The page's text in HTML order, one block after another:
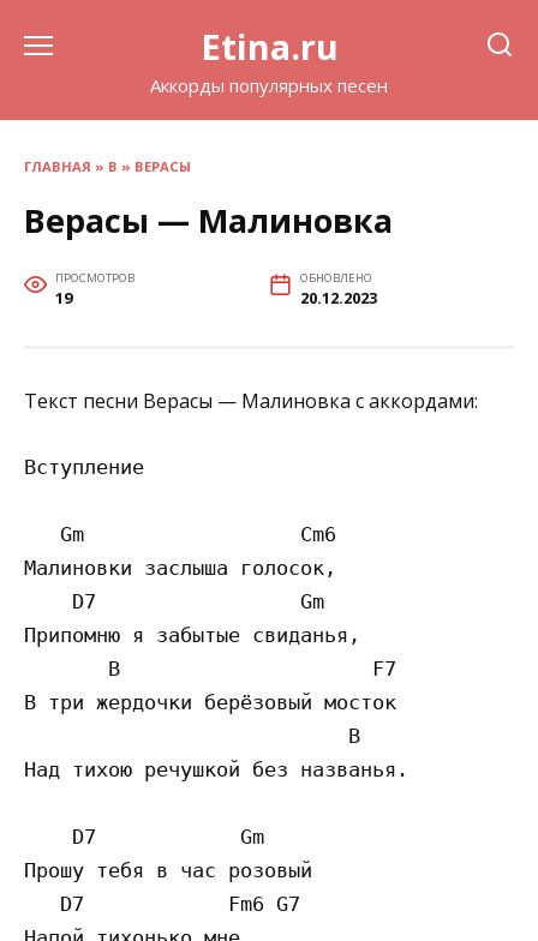
Etina.ru
Аккорды популярных песен
ГЛАВНАЯ » В » ВЕРАСЫ
Верасы — Малиновка
ПРОСМОТРОВ
19
ОБНОВЛЕНО
20.12.2023
Текст песни Верасы — Малиновка с аккордами:
Вступление
   Gm                  Cm6
Малиновки заслыша голосок,
    D7                 Gm
Припомню я забытые свиданья,
       B                     F7
В три жердочки берёзовый мосток
                           B
Над тихою речушкой без названья.
    D7            Gm
Прошу тебя в час розовый
   D7            Fm6 G7